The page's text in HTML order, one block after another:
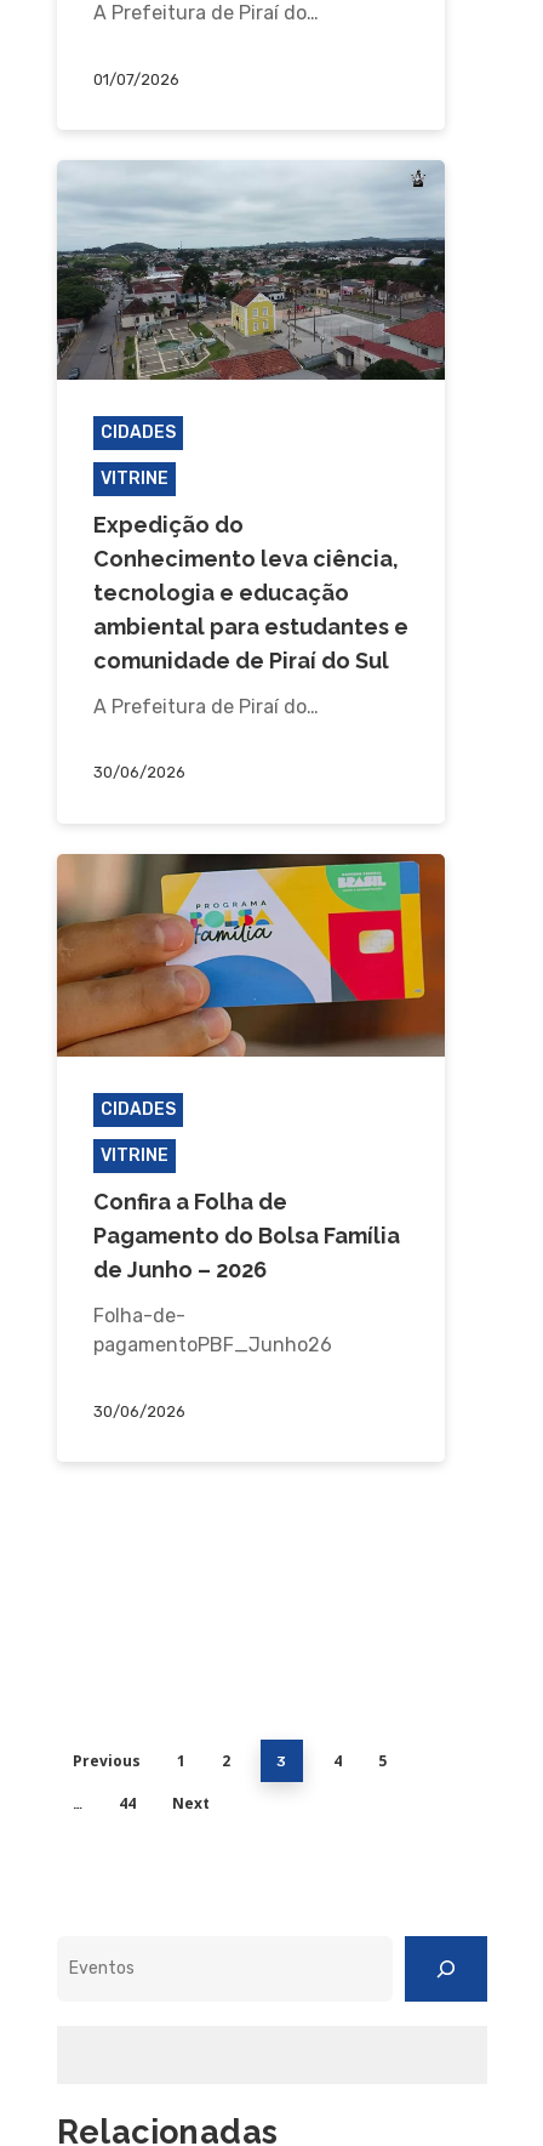
A Prefeitura de Piraí do…
01/07/2026
CIDADES
VITRINE
Expedição do
Conhecimento leva ciência,
tecnologia e educação
ambiental para estudantes e
comunidade de Piraí do Sul
A Prefeitura de Piraí do…
30/06/2026
CIDADES
VITRINE
Confira a Folha de
Pagamento do Bolsa Família
de Junho – 2026
Folha-de-
pagamentoPBF_Junho26
30/06/2026
Previous 1 2 3 4 5
… 44 Next
Relacionadas